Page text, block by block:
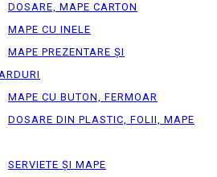
DOSARE, MAPE CARTON
MAPE CU INELE
MAPE PREZENTARE ȘI
MAPE CU BUTON, FERMOAR
DOSARE DIN PLASTIC, FOLII, MAPE
SERVIETE ȘI MAPE